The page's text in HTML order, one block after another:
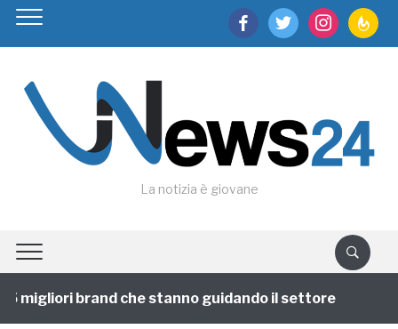
facebooktwitter instagram
La notizia è giovane
brand che stanno guidando il settore